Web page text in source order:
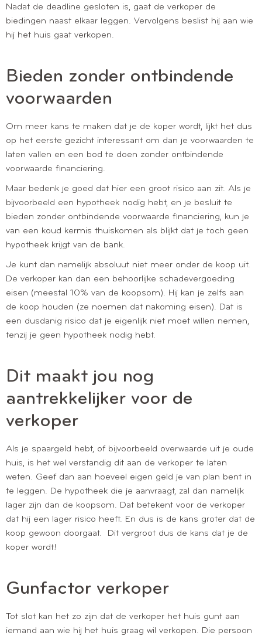
Nadat de deadline gesloten is, gaat de verkoper de
biedingen naast elkaar leggen. Vervolgens beslist hij aan wie
hij het huis gaat verkopen.
Bieden zonder ontbindende
voorwaarden
Om meer kans te maken dat je de koper wordt, lijkt het dus
op het eerste gezicht interessant om dan je voorwaarden te
laten vallen en een bod te doen zonder ontbindende
voorwaarde financiering.
Maar bedenk je goed dat hier een groot risico aan zit. Als je
bijvoorbeeld een hypotheek nodig hebt, en je besluit te
bieden zonder ontbindende voorwaarde financiering, kun je
van een koud kermis thuiskomen als blijkt dat je toch geen
hypotheek krijgt van de bank.
Je kunt dan namelijk absoluut niet meer onder de koop uit.
De verkoper kan dan een behoorlijke schadevergoeding
eisen (meestal 10% van de koopsom). Hij kan je zelfs aan
de koop houden (ze noemen dat nakoming eisen). Dat is
een dusdanig risico dat je eigenlijk niet moet willen nemen,
tenzij je geen hypotheek nodig hebt.
Dit maakt jou nog
aantrekkelijker voor de
verkoper
Als je spaargeld hebt, of bijvoorbeeld overwaarde uit je oude
huis, is het wel verstandig dit aan de verkoper te laten
weten. Geef dan aan hoeveel eigen geld je van plan bent in
te leggen. De hypotheek die je aanvraagt, zal dan namelijk
lager zijn dan de koopsom. Dat betekent voor de verkoper
dat hij een lager risico heeft. En dus is de kans groter dat de
koop gewoon doorgaat. Dit vergroot dus de kans dat je de
koper wordt!
Gunfactor verkoper
Tot slot kan het zo zijn dat de verkoper het huis gunt aan
iemand aan wie hij het huis graag wil verkopen. Die persoon